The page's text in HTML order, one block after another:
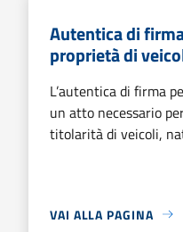
Autentica di
proprietà di
L’autentica di firma
un atto necessario
titolarità di veicoli,
VAI ALLA PAGINA